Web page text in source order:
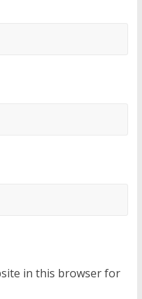
in this browser for